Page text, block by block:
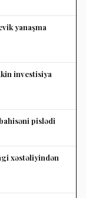
yanaşma
investisiya
pislədi
xəstəliyindən